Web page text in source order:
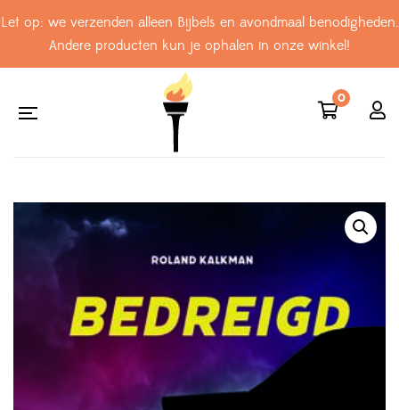
Let op: we verzenden alleen Bijbels en avondmaal benodigheden.
Andere producten kun je ophalen in onze winkel!
0